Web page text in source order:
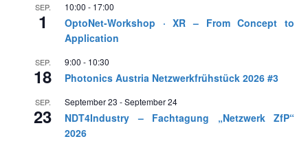
SEP.
1
10:00 - 17:00
OptoNet-Workshop · XR – From Concept to
Application
SEP.
18
9:00 - 10:30
Photonics Austria Netzwerkfrühstück 2026 #3
SEP.
23
September 23 -September 24
NDT4Industry – Fachtagung „Netzwerk ZfP“
2026